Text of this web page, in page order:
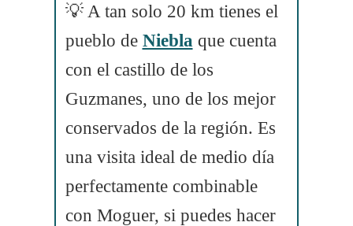
💡 A tan solo 20 km tienes el
pueblo de Niebla que cuenta
con el castillo de los
Guzmanes, uno de los mejor
conservados de la región. Es
una visita ideal de medio día
perfectamente combinable
con Moguer, si puedes hacer